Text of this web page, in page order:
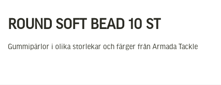
ROUND SOFT BEAD 10 ST
Gummipärlor i olika storlekar och färger från Armada Tackle